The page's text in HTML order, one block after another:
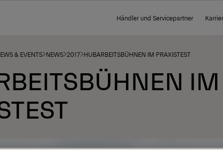
Händler und Servicepartner
& EVENTS NEWS 2017 HUBARBEITSBÜHNEN IM PRAXISTEST
IM